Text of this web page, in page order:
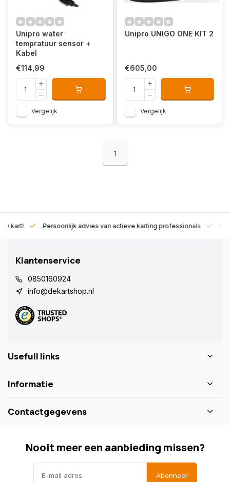
Unipro water
tempratuur sensor +
Kabel
€114,99
Vergelijk
Unipro UNIGO ONE KIT 2
€605,00
Vergelijk
1
Persoonlijk advies van actieve karting professionals
Klantenservice
0850160924
info@dekartshop.nl
Usefull links
Informatie
Contactgegevens
Nooit meer een aanbieding missen?
Abonneer